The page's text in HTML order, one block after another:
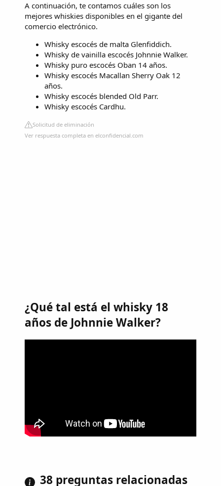
A continuación, te contamos cuáles son los
mejores whiskies disponibles en el gigante del
comercio electrónico.
Whisky escocés de malta Glenfiddich.
Whisky de vainilla escocés Johnnie Walker.
Whisky puro escocés Oban 14 años.
Whisky escocés Macallan Sherry Oak 12
años.
Whisky escocés blended Old Parr.
Whisky escocés Cardhu.
Solicitud de eliminación
Ver respuesta completa en elconfidencial.com
¿Qué tal está el whisky 18
años de Johnnie Walker?
38 preguntas relacionadas